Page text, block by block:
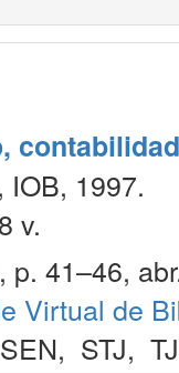
1997.
v.
41–46,
Virtual de
SEN, STJ,